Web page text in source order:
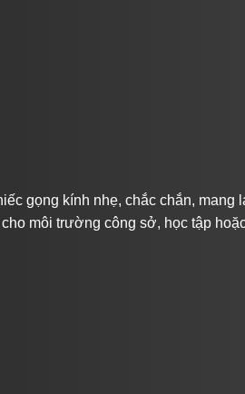
gọng kính nhẹ, chắc chắn, mang
môi trường công sở, học tập